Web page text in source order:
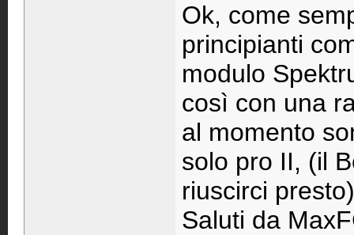
Ok, come
principianti
modulo
così con una
al momento
solo pro II, (il
riuscirci presto)
Saluti da